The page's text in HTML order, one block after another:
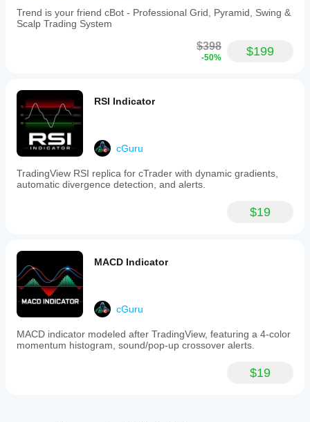
opening
positions
RSI
parameters
such
as
period,
oversold,
and
overbought
levels
periods,
30
oversold,
for
overbought.
Trend is your friend cBot - Professional Grid, Pyramid, Swing &
Scalp Trading System
$398
-50% $199
RSI Indicator
cGuru
TradingView RSI replica for cTrader with dynamic gradients,
automatic divergence detection, and alerts.
$19
MACD Indicator
cGuru
MACD indicator modeled after TradingView, featuring a 4-color
momentum histogram, sound/pop-up crossover alerts.
$19